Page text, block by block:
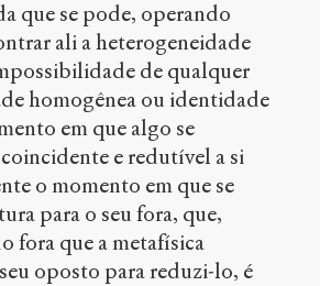
que se pode, operando
ali a heterogeneidade
de qualquer
homogênea ou identidade
em que algo se
e redutível a si
o momento em que se
para o seu fora, que,
fora que a metafísica
oposto para reduzi-lo, é